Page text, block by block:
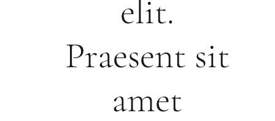
elit.
Praesent sit
amet